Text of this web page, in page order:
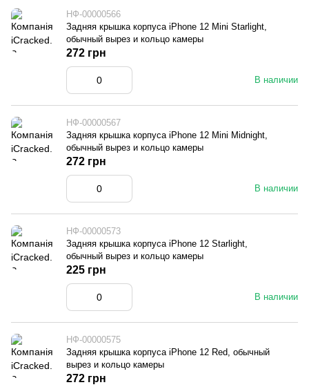
НФ-00000566
Задняя крышка корпуса iPhone 12 Mini Starlight,
обычный вырез и кольцо камеры
В наличии
272 грн
НФ-00000567
Задняя крышка корпуса iPhone 12 Mini Midnight,
обычный вырез и кольцо камеры
В наличии
272 грн
НФ-00000573
Задняя крышка корпуса iPhone 12 Starlight,
обычный вырез и кольцо камеры
В наличии
225 грн
НФ-00000575
Задняя крышка корпуса iPhone 12 Red, обычный
вырез и кольцо камеры
272 грн